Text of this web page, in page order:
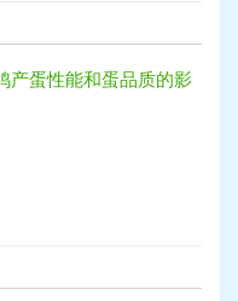
产蛋性能和蛋品质的影